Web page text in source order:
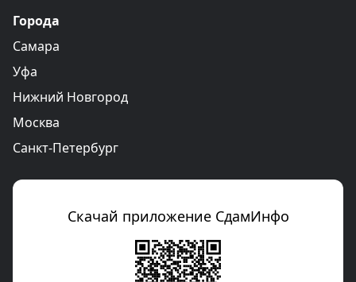
Города
Самара
Уфа
Нижний Новгород
Москва
Санкт-Петербург
Скачай приложение СдамИнфо